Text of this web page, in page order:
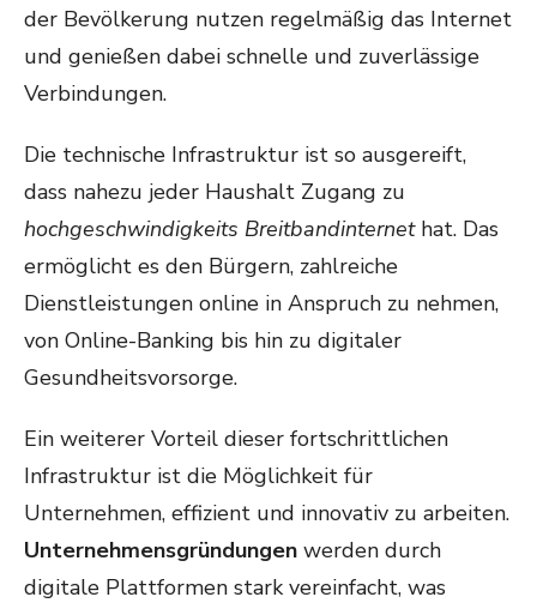
der Bevölkerung nutzen regelmäßig das Internet
und genießen dabei schnelle und zuverlässige
Verbindungen.
Die technische Infrastruktur ist so ausgereift,
dass nahezu jeder Haushalt Zugang zu
hochgeschwindigkeits Breitbandinternethat. Das
ermöglicht es den Bürgern, zahlreiche
Dienstleistungen online in Anspruch zu nehmen,
von Online-Banking bis hin zu digitaler
Gesundheitsvorsorge.
Ein weiterer Vorteil dieser fortschrittlichen
Infrastruktur ist die Möglichkeit für
Unternehmen, effizient und innovativ zu arbeiten.
Unternehmensgründungen werden durch
digitale Plattformen stark vereinfacht, was